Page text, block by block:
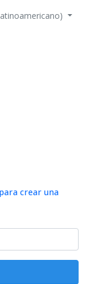
crear una